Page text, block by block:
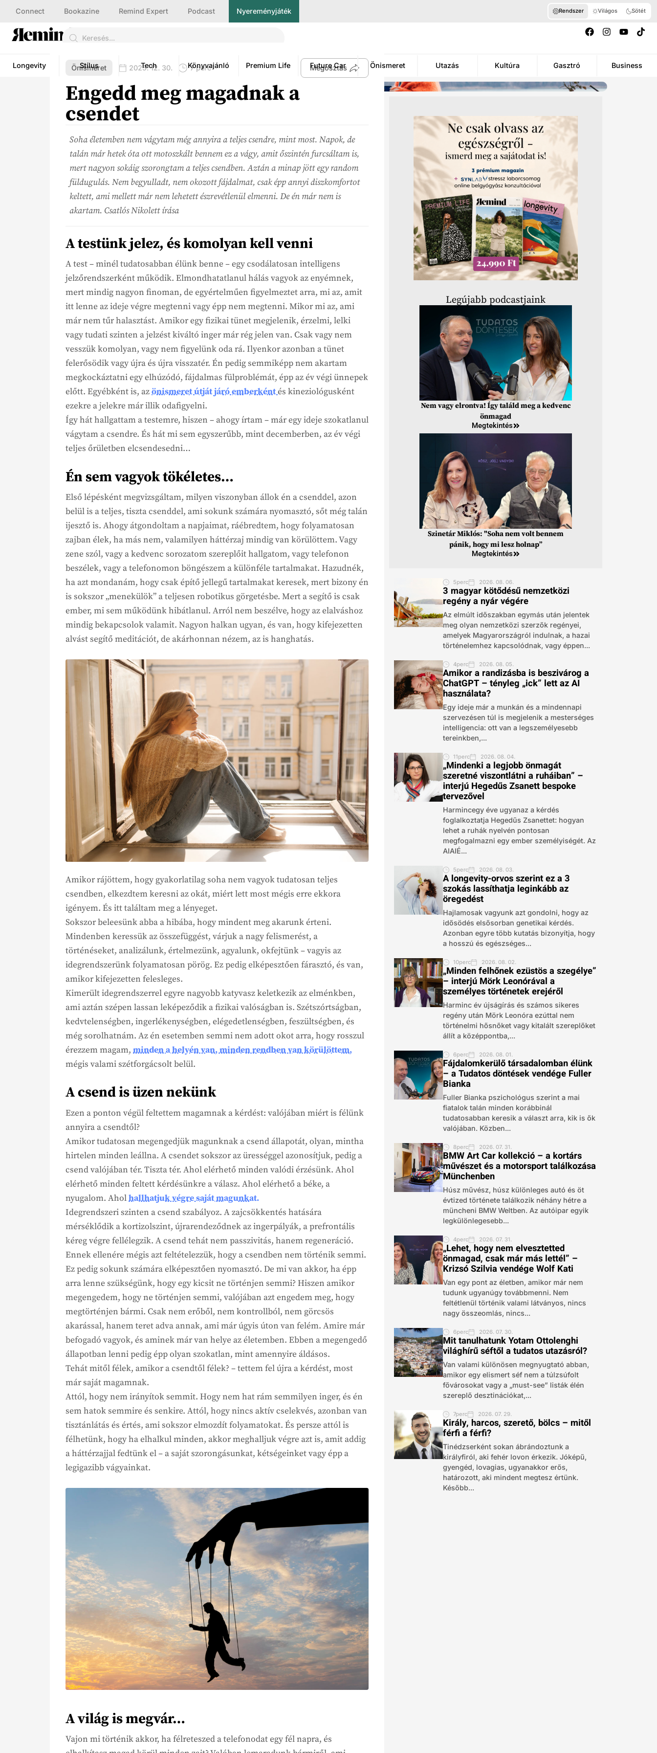
Connect Bookazine Remind Expert Podcast Nyereményjáték Rendszer Világos Sötét
Longevity Stílus Tech Könyvajánló Premium Life Future Car Önismeret Utazás Kultúra Gasztró Business
Önismeret 2025. 12. 30. 7 perc Megosztás
Engedd meg magadnak a
csendet
Soha életemben nem vágytam még annyira a teljes csendre, mint most. Napok, de
talán már hetek óta ott motoszkált bennem ez a vágy, amit őszintén furcsáltam is,
mert nagyon sokáig szorongtam a teljes csendben. Aztán a minap jött egy random
füldugulás. Nem begyulladt, nem okozott fájdalmat, csak épp annyi diszkomfortot
keltett, ami mellett már nem lehetett észrevétlenül elmenni. De én már nem is
akartam. Csatlós Nikolett írása
A testünk jelez, és komolyan kell venni
A test – minél tudatosabban élünk benne – egy csodálatosan intelligens
jelzőrendszerként működik. Elmondhatatlanul hálás vagyok az enyémnek,
mert mindig nagyon finoman, de egyértelműen figyelmeztet arra, mi az, amit
itt lenne az ideje végre megtenni vagy épp nem megtenni. Mikor mi az, ami
már nem tűr halasztást. Amikor egy fizikai tünet megjelenik, érzelmi, lelki
vagy tudati szinten a jelzést kiváltó inger már rég jelen van. Csak vagy nem
vesszük komolyan, vagy nem figyelünk oda rá. Ilyenkor azonban a tünet
felerősödik vagy újra és újra visszatér. Én pedig semmiképp nem akartam
megkockáztatni egy elhúzódó, fájdalmas fülproblémát, épp az év végi ünnepek
előtt. Egyébként is, azönismeret útját járó emberkéntés kineziológusként
ezekre a jelekre már illik odafigyelni.
Így hát hallgattam a testemre, hiszen – ahogy írtam – már egy ideje szokatlanul
vágytam a csendre. És hát mi sem egyszerűbb, mint decemberben, az év végi
teljes őrületben elcsendesedni…
Én sem vagyok tökéletes…
Első lépésként megvizsgáltam, milyen viszonyban állok én a csenddel, azon
belül is a teljes, tiszta csenddel, ami sokunk számára nyomasztó, sőt még talán
ijesztő is. Ahogy átgondoltam a napjaimat, ráébredtem, hogy folyamatosan
zajban élek, ha más nem, valamilyen háttérzaj mindig van körülöttem. Vagy
zene szól, vagy a kedvenc sorozatom szereplőit hallgatom, vagy telefonon
beszélek, vagy a telefonomon böngészem a különféle tartalmakat. Hazudnék,
ha azt mondanám, hogy csak építő jellegű tartalmakat keresek, mert bizony én
is sokszor „menekülök” a teljesen robotikus görgetésbe. Mert a segítő is csak
ember, mi sem működünk hibátlanul. Arról nem beszélve, hogy az elalváshoz
mindig bekapcsolok valamit. Nagyon halkan ugyan, és van, hogy kifejezetten
alvást segítő meditációt, de akárhonnan nézem, az is hanghatás.
Amikor rájöttem, hogy gyakorlatilag soha nem vagyok tudatosan teljes
csendben, elkezdtem keresni az okát, miért lett most mégis erre ekkora
igényem. És itt találtam meg a lényeget.
Sokszor beleesünk abba a hibába, hogy mindent meg akarunk érteni.
Mindenben keressük az összefüggést, várjuk a nagy felismerést, a
történéseket, analizálunk, értelmezünk, agyalunk, okfejtünk – vagyis az
idegrendszerünk folyamatosan pörög. Ez pedig elképesztően fárasztó, és van,
amikor kifejezetten felesleges.
Kimerült idegrendszerrel egyre nagyobb katyvasz keletkezik az elménkben,
ami aztán szépen lassan leképeződik a fizikai valóságban is. Szétszórtságban,
kedvtelenségben, ingerlékenységben, elégedetlenségben, feszültségben, és
még sorolhatnám. Az én esetemben semmi nem adott okot arra, hogy rosszul
érezzem magam, minden a helyén van, minden rendben van körülöttem,
mégis valami szétforgácsolt belül.
A csend is üzen nekünk
Ezen a ponton végül feltettem magamnak a kérdést: valójában miért is félünk
annyira a csendtől?
Amikor tudatosan megengedjük magunknak a csend állapotát, olyan, mintha
hirtelen minden leállna. A csendet sokszor az ürességgel azonosítjuk, pedig a
csend valójában tér. Tiszta tér. Ahol elérhető minden valódi érzésünk. Ahol
elérhető minden feltett kérdésünkre a válasz. Ahol elérhető a béke, a
nyugalom. Aholhallhatjuk végre saját magunkat.
Idegrendszeri szinten a csend szabályoz. A zajcsökkentés hatására
mérséklődik a kortizolszint, újrarendeződnek az ingerpályák, a prefrontális
kéreg végre fellélegzik. A csend tehát nem passzivitás, hanem regeneráció.
Ennek ellenére mégis azt feltételezzük, hogy a csendben nem történik semmi.
Ez pedig sokunk számára elképesztően nyomasztó. De mi van akkor, ha épp
arra lenne szükségünk, hogy egy kicsit ne történjen semmi? Hiszen amikor
megengedem, hogy ne történjen semmi, valójában azt engedem meg, hogy
megtörténjen bármi. Csak nem erőből, nem kontrollból, nem görcsös
akarással, hanem teret adva annak, ami már úgyis úton van felém. Amire már
befogadó vagyok, és aminek már van helye az életemben. Ebben a megengedő
állapotban lenni pedig épp olyan szokatlan, mint amennyire áldásos.
Tehát mitől félek, amikor a csendtől félek? – tettem fel újra a kérdést, most
már saját magamnak.
Attól, hogy nem irányítok semmit. Hogy nem hat rám semmilyen inger, és én
sem hatok semmire és senkire. Attól, hogy nincs aktív cselekvés, azonban van
tisztánlátás és értés, ami sokszor elmozdít folyamatokat. És persze attól is
félhetünk, hogy ha elhalkul minden, akkor meghalljuk végre azt is, amit addig
a háttérzajjal fedtünk el – a saját szorongásunkat, kétségeinket vagy épp a
legigazibb vágyainkat.
A világ is megvár…
Vajon mi történik akkor, ha félreteszed a telefonodat egy fél napra, és
Legújabb podcastjaink
Nem vagy elrontva! Így találd meg a kedvenc
önmagad
Megtekintés
Szinetár Miklós: "Soha nem volt bennem
pánik, hogy mi lesz holnap”
Megtekintés
5perc 2026. 08. 06.
3 magyar kötődésű nemzetközi
regény a nyár végére
Az elmúlt időszakban egymás után jelentek
meg olyan nemzetközi szerzők regényei,
amelyek Magyarországról indulnak, a hazai
történelemhez kapcsolódnak, vagy éppen...
4perc 2026. 08. 05.
Amikor a randizásba is beszivárog a
ChatGPT – tényleg „ick” lett az AI
használata?
Egy ideje már a munkán és a mindennapi
szervezésen túl is megjelenik a mesterséges
intelligencia: ott van a legszemélyesebb
tereinkben,...
11perc 2026. 08. 04.
„Mindenki a legjobb önmagát
szeretné viszontlátni a ruháiban” –
interjú Hegedűs Zsanett bespoke
tervezővel
Harmincegy éve ugyanaz a kérdés
foglalkoztatja Hegedűs Zsanettet: hogyan
lehet a ruhák nyelvén pontosan
megfogalmazni egy ember személyiségét. Az
AIAIÉ...
5perc 2026. 08. 03.
A longevity-orvos szerint ez a 3
szokás lassíthatja leginkább az
öregedést
Hajlamosak vagyunk azt gondolni, hogy az
idősödés elsősorban genetikai kérdés.
Azonban egyre több kutatás bizonyítja, hogy
a hosszú és egészséges...
10perc 2026. 08. 02.
„Minden felhőnek ezüstös a szegélye”
– interjú Mörk Leonórával a
személyes történetek erejéről
Harminc év újságírás és számos sikeres
regény után Mörk Leonóra ezúttal nem
történelmi hősnőket vagy kitalált szereplőket
állít a középpontba,...
6perc 2026. 08. 01.
Fájdalomkerülő társadalomban élünk
– a Tudatos döntések vendége Fuller
Bianka
Fuller Bianka pszichológus szerint a mai
fiatalok talán minden korábbinál
tudatosabban keresik a választ arra, kik is ők
valójában. Közben...
8perc 2026. 07. 31.
BMW Art Car kollekció – a kortárs
művészet és a motorsport találkozása
Münchenben
Húsz művész, húsz különleges autó és öt
évtized története találkozik néhány hétre a
müncheni BMW Weltben. Az autóipar egyik
legkülönlegesebb...
4perc 2026. 07. 31.
„Lehet, hogy nem elvesztetted
önmagad, csak már más lettél” –
Krizsó Szilvia vendége Wolf Kati
Van egy pont az életben, amikor már nem
tudunk ugyanúgy továbbmenni. Nem
feltétlenül történik valami látványos, nincs
nagy összeomlás, nincs...
6perc 2026. 07. 30.
Mit tanulhatunk Yotam Ottolenghi
világhírű séftől a tudatos utazásról?
Van valami különösen megnyugtató abban,
amikor egy elismert séf nem a túlzsúfolt
fővárosokat vagy a „must-see” listák élén
szereplő desztinációkat,...
7perc 2026. 07. 29.
Király, harcos, szerető, bölcs – mitől
férfi a férfi?
Tinédzserként sokan ábrándoztunk a
királyfiról, aki fehér lovon érkezik. Jóképű,
gyengéd, lovagias, ugyanakkor erős,
határozott, aki mindent megtesz értünk.
Később...